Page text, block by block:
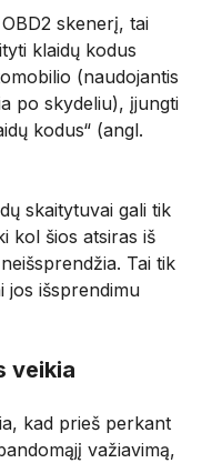
skenerį, tai
klaidų kodus
(naudojantis
po skydeliu), įjungti
kodus“ (angl.
skaitytuvai gali tik
kol šios atsiras iš
Tai tik
jos išsprendimu
veikia
kad prieš perkant
važiavimą,